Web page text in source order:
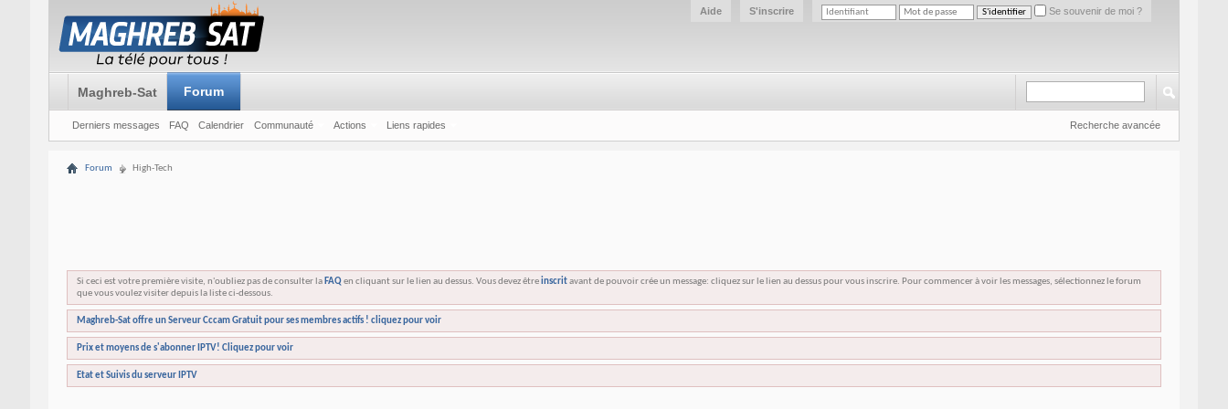
Se souvenir de moi ?
S'inscrire
Aide
Maghreb-Sat Forum
Derniers messages FAQ Calendrier Communauté Actions Liens rapides Recherche avancée
Forum High-Tech
Si ceci est votre première visite, n'oubliez pas de consulter la FAQen cliquant sur le lien au dessus. Vous devez êtreinscritavant de pouvoir crée un message: cliquez sur le lien au dessus pour vous inscrire. Pour commencer à voir les messages, sélectionnez le forum
que vous voulez visiter depuis la liste ci-dessous.
Maghreb-Sat offre un Serveur Cccam Gratuit pour ses membres actifs ! cliquez pour voir
Prix et moyens de s'abonner IPTV! Cliquez pour voir
Etat et Suivis du serveur IPTV